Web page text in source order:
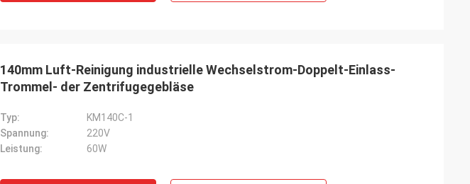
140mm Luft-Reinigung industrielle Wechselstrom-Doppelt-Einlass-
Trommel- der Zentrifugegebläse
Typ:
KM140C-1
Spannung:
220V
Leistung:
60W